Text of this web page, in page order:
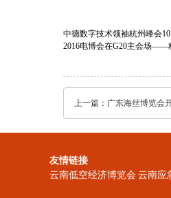
中德数字技术领袖杭州峰会
2016电博会在G20主会场——
上一篇： 广东海丝博览会
友情链接
云南低空经济博览会 云南应